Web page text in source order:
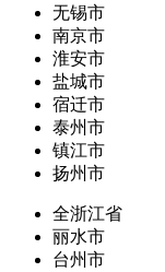
无锡市
南京市
淮安市
盐城市
宿迁市
泰州市
镇江市
扬州市
全浙江省
丽水市
台州市